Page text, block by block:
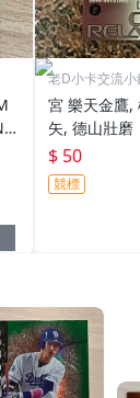
老D小卡交流小
宮 樂天金鷹, 橫濱隊 - 西垣雅
矢, 德山壯磨
列, 早稻田大
新人卡 2枚
$ 50
競標